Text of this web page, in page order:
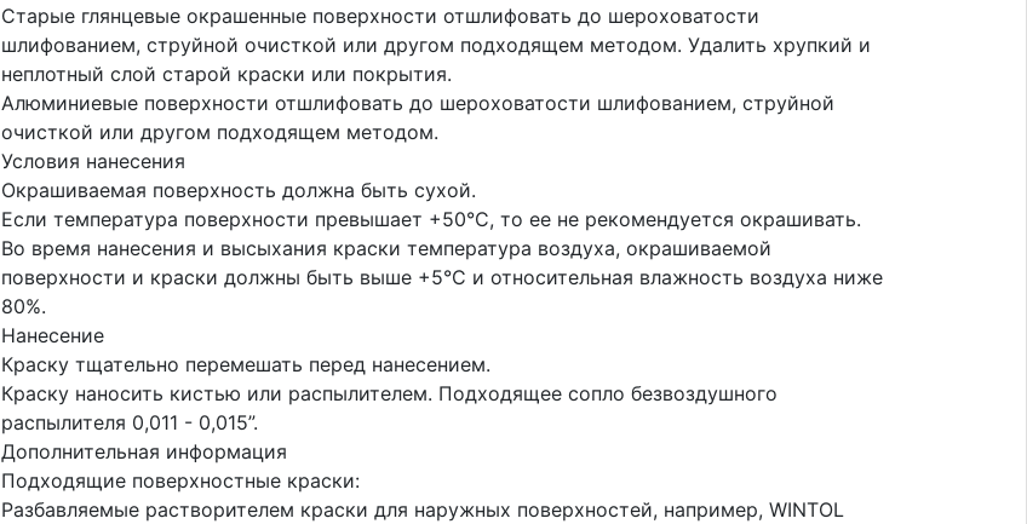
Старые глянцевые окрашенные поверхности отшлифовать до шероховатости
шлифованием, струйной очисткой или другом подходящем методом. Удалить хрупкий и
неплотный слой старой краски или покрытия.
Алюминиевые поверхности отшлифовать до шероховатости шлифованием, струйной
очисткой или другом подходящем методом.
Условия нанесения
Окрашиваемая поверхность должна быть сухой.
Если температура поверхности превышает +50°C, то ее не рекомендуется окрашивать.
Во время нанесения и высыхания краски температура воздуха, окрашиваемой
поверхности и краски должны быть выше +5°С и относительная влажность воздуха ниже
80%.
Нанесение
Краску тщательно перемешать перед нанесением.
Краску наносить кистью или распылителем. Подходящее сопло безвоздушного
распылителя 0,011 - 0,015”.
Дополнительная информация
Подходящие поверхностные краски:
Разбавляемые растворителем краски для наружных поверхностей, например, WINTOL